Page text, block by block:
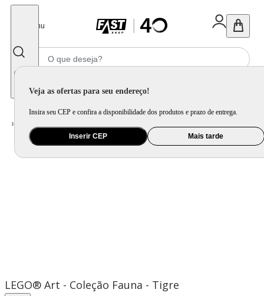
Menu
Veja as ofertas para seu endereço!
Insira seu CEP e confira a disponibilidade dos produtos e prazo de entrega.
Inserir CEP Mais tarde
Home
LEGO® Art - Coleção Fauna - Tigre